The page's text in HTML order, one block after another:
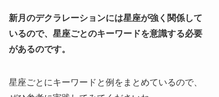
新月のデクラレーションには星座が強く関係して
いるので、星座ごとのキーワードを意識する必要
があるのです。
星座ごとにキーワードと例をまとめているので、